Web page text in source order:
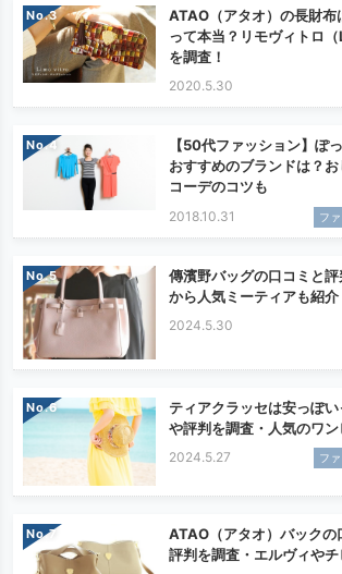
No.
ATAO（アタオ）の長財布
って本当？リモヴィトロ
を調査！
2020.5.30
No.
【50代ファッション】ぽ
おすすめのブランドは？
コーデのコツも
2018.10.31 フ
No.
傳濱野バッグの口コミと
から人気ミーティアも紹介
2024.5.30
No.
ティアクラッセは安っぽ
や評判を調査・人気のワ
2024.5.27 フ
No.
ATAO（アタオ）バックの
評判を調査・エルヴィや